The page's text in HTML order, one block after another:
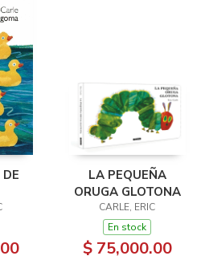
LA PEQUEÑA
ORUGA GLOTONA
CARLE, ERIC
En stock
$ 75,000.00